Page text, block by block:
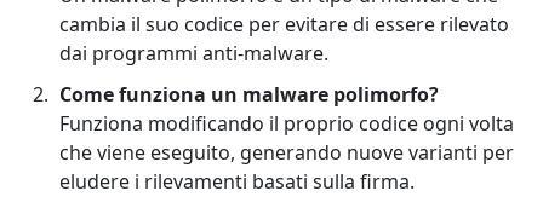
cambia il suo codice per evitare di essere rilevato
dai programmi anti-malware.
Come funziona un malware polimorfo?
Funziona modificando il proprio codice ogni volta
che viene eseguito, generando nuove varianti per
eludere i rilevamenti basati sulla firma.